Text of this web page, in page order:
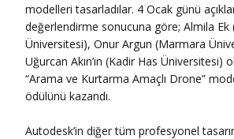
modelleri tasarladılar. 4 Ocak günü
değerlendirme sonucuna göre; Almila Ek
Üniversitesi), Onur Argun (Marmara
Uğurcan Akın’ın (Kadir Has Üniversitesi)
“Arama ve Kurtarma Amaçlı Drone”
ödülünü kazandı.
Autodesk’in diğer tüm profesyonel